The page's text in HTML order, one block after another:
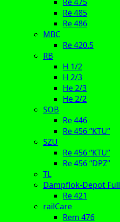
Re 485
Re 486
MBC
Re 420.5
RB
H 1/2
H 2/3
He 2/3
He 2/2
SOB
Re 446
Re 456 “KTU”
SZU
Re 456 “KTU”
Re 456 “DPZ”
TL
Dampflok-Depot Full
Re 421
railCare
Rem 476